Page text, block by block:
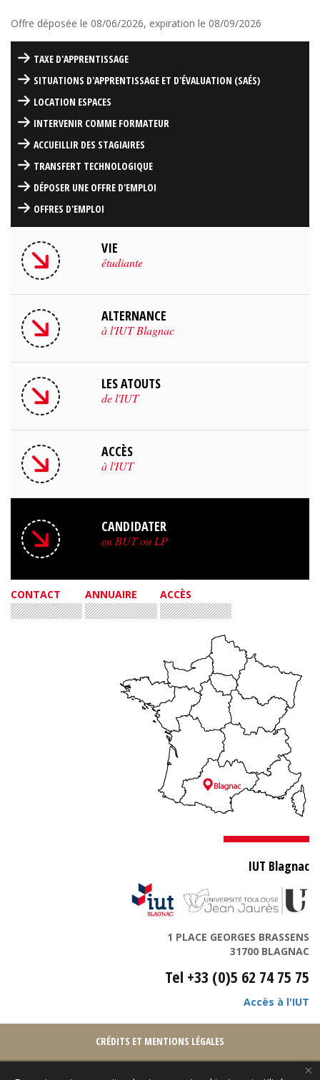
Offre déposée le 08/06/2026, expiration le 08/09/2026
TAXE D'APPRENTISSAGE
SITUATIONS D'APPRENTISSAGE ET D'ÉVALUATION (SAÉS)
LOCATION ESPACES
INTERVENIR COMME FORMATEUR
ACCUEILLIR DES STAGIAIRES
TRANSFERT TECHNOLOGIQUE
DÉPOSER UNE OFFRE D'EMPLOI
OFFRES D'EMPLOI
VIE
étudiante
ALTERNANCE
à l'IUT Blagnac
LES ATOUTS
de l'IUT
ACCÈS
à l'IUT
CANDIDATER
en BUT ou LP
CONTACT ANNUAIRE ACCÈS
IUT Blagnac
1 PLACE GEORGES BRASSENS
31700 BLAGNAC
Tel +33 (0)5 62 74 75 75
Accès à l'IUT
CRÉDITS ET MENTIONS LÉGALES
×